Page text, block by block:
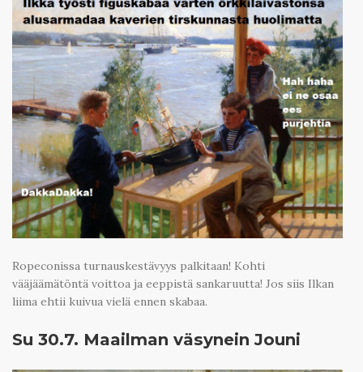
Ropeconissa turnauskestävyys palkitaan! Kohti
vääjäämätöntä voittoa ja eeppistä sankaruutta! Jos siis Ilkan
liima ehtii kuivua vielä ennen skabaa.
Su 30.7. Maailman väsynein Jouni